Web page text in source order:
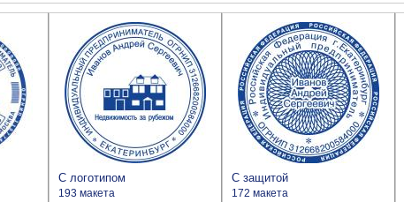
С логотипом
193 макета
С защитой
172 макета